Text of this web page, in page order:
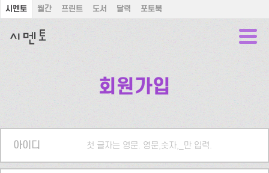
시멘토 월간 프린트 도서 달력 포토북
회원가입
아이디 첫 글자는 영문. 영문,숫자,_만 입력.